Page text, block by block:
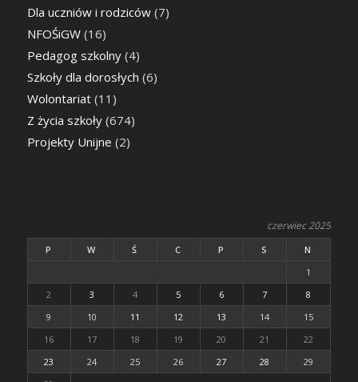
Dla uczniów i rodziców(7)
NFOŚiGW(16)
Pedagog szkolny(4)
Szkoły dla dorosłych (6)
Wolontariat(11)
Z życia szkoły(674)
Projekty Unijne (2)
czerwiec 2025
P W Ś C P S
N
1
2
3 4 5 6 7
8
9
10 11 12 13 14
15
16
17 18 19 20 21
22
23
24 25 26 27 28
29